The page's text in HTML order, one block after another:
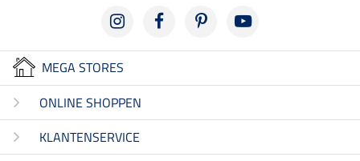
MEGA STORES
ONLINE SHOPPEN
KLANTENSERVICE